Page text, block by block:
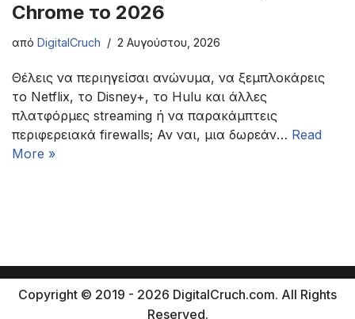
Chrome το 2026
από DigitalCruch 2 Αυγούστου, 2026
Θέλεις να περιηγείσαι ανώνυμα, να ξεμπλοκάρεις
το Netflix, το Disney+, το Hulu και άλλες
πλατφόρμες streaming ή να παρακάμπτεις
περιφερειακά firewalls; Αν ναι, μια δωρεάν… Read
More »
Copyright © 2019 - 2026 DigitalCruch.com. All Rights
Reserved.